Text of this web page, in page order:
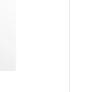
de mise à la